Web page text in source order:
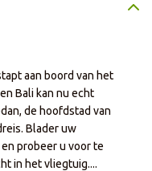
aan boord van het
Bali kan nu echt
de hoofdstad van
Blader uw
probeer u voor te
in het vliegtuig....